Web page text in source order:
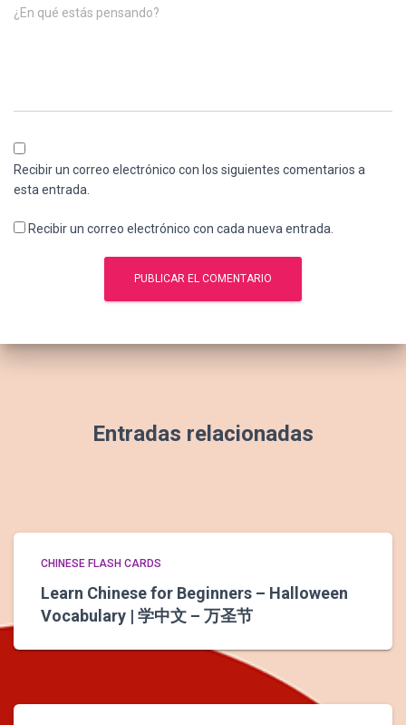
¿En qué estás pensando?
Recibir un correo electrónico con los siguientes comentarios a
esta entrada.
Recibir un correo electrónico con cada nueva entrada.
Entradas relacionadas
CHINESE FLASH CARDS
Learn Chinese for Beginners – Halloween
Vocabulary | 学中文 – 万圣节